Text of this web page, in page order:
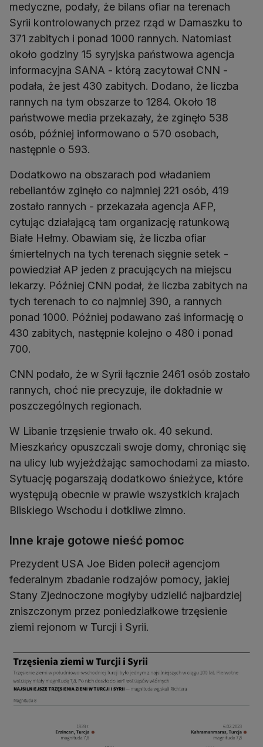
medyczne, podały, że bilans ofiar na terenach
Syrii kontrolowanych przez rząd w Damaszku to
371 zabitych i ponad 1000 rannych. Natomiast
około godziny 15 syryjska państwowa agencja
informacyjna SANA - którą zacytował CNN -
podała, że jest 430 zabitych. Dodano, że liczba
rannych na tym obszarze to 1284. Około 18
państwowe media przekazały, że zginęło 538
osób, później informowano o 570 osobach,
następnie o 593.
Dodatkowo na obszarach pod władaniem
rebeliantów zginęło co najmniej 221 osób, 419
zostało rannych - przekazała agencja AFP,
cytując działającą tam organizację ratunkową
Białe Hełmy. Obawiam się, że liczba ofiar
śmiertelnych na tych terenach sięgnie setek -
powiedział AP jeden z pracujących na miejscu
lekarzy. Później CNN podał, że liczba zabitych na
tych terenach to co najmniej 390, a rannych
ponad 1000. Później podawano zaś informację o
430 zabitych, następnie kolejno o 480 i ponad
700.
CNN podało, że w Syrii łącznie 2461 osób zostało
rannych, choć nie precyzuje, ile dokładnie w
poszczególnych regionach.
W Libanie trzęsienie trwało ok. 40 sekund.
Mieszkańcy opuszczali swoje domy, chroniąc się
na ulicy lub wyjeżdżając samochodami za miasto.
Sytuację pogarszają dodatkowo śnieżyce, które
występują obecnie w prawie wszystkich krajach
Bliskiego Wschodu i dotkliwe zimno.
Inne kraje gotowe nieść pomoc
Prezydent USA Joe Biden polecił agencjom
federalnym zbadanie rodzajów pomocy, jakiej
Stany Zjednoczone mogłyby udzielić najbardziej
zniszczonym przez poniedziałkowe trzęsienie
ziemi rejonom w Turcji i Syrii.